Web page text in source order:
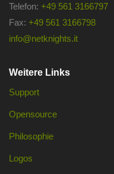
Telefon: +49 561 3166797
Fax: +49 561 3166798
info@netknights.it
Weitere Links
Support
Opensource
Philosophie
Logos